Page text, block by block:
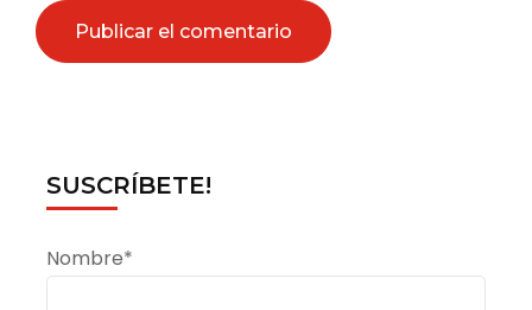
SUSCRÍBETE!
Nombre*